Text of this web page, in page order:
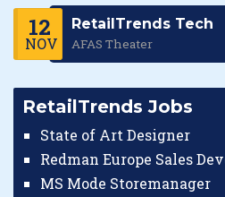
12
NOV
RetailTrends Tech
AFAS Theater
RetailTrends Jobs
State of Art Designer
Redman Europe Sales
MS Mode Storemanager